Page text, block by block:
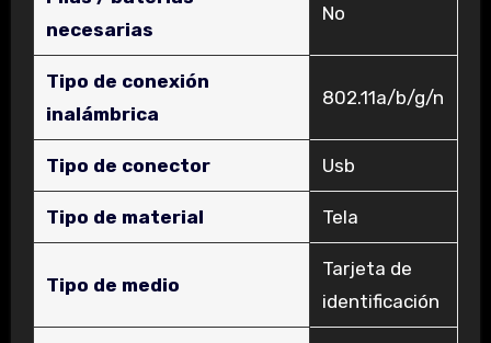
necesarias
‎No
Tipo de conexión
inalámbrica
‎802.11a/b/g/n
Tipo de conector ‎Usb
Tipo de material ‎Tela
Tipo de medio
‎Tarjeta de
identificación